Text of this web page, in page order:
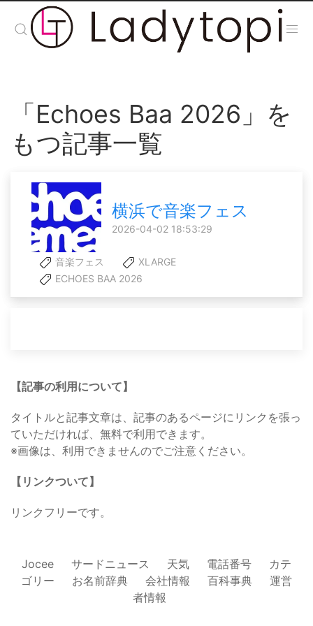
「Echoes Baa 2026」を
もつ記事一覧
横浜で音楽フェス
2026-04-02 18:53:29
音楽フェス
XLARGE
ECHOES BAA 2026
【記事の利用について】
タイトルと記事文章は、記事のあるページにリンクを張っ
ていただければ、無料で利用できます。
※画像は、利用できませんのでご注意ください。
【リンクついて】
リンクフリーです。
Jocee サードニュース 天気 電話番号
カテ
ゴリー
お名前辞典 会社情報 百科事典
運営
者情報